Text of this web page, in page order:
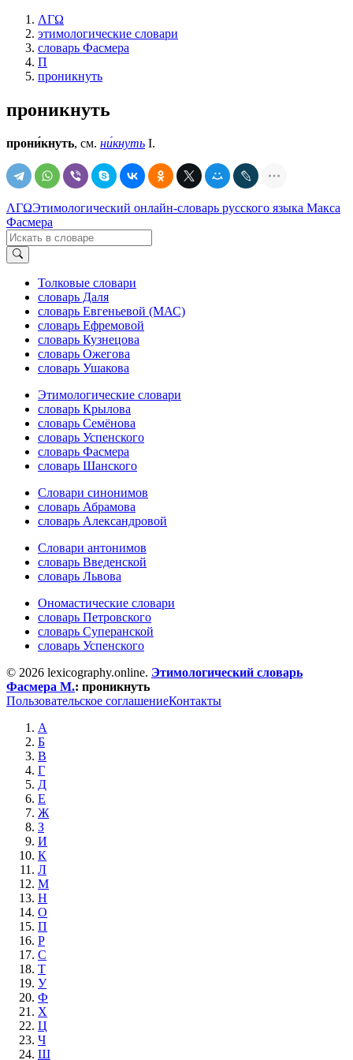
ΛΓΩ
этимологические словари
словарь Фасмера
П
проникнуть
проникнуть
прони́кнуть, см. ни́кнуть I.
ΛΓΩЭтимологический онлайн-словарь русского языка Макса
Фасмера
Толковые словари
словарь Даля
словарь Евгеньевой (МАС)
словарь Ефремовой
словарь Кузнецова
словарь Ожегова
словарь Ушакова
Этимологические словари
словарь Крылова
словарь Семёнова
словарь Успенского
словарь Фасмера
словарь Шанского
Словари синонимов
словарь Абрамова
словарь Александровой
Словари антонимов
словарь Введенской
словарь Львова
Ономастические словари
словарь Петровского
словарь Суперанской
словарь Успенского
© 2026 lexicography.online. Этимологический словарь
Фасмера М.: проникнуть
Пользовательское соглашениеКонтакты
А
Б
В
Г
Д
Е
Ж
З
И
К
Л
М
Н
О
П
Р
С
Т
У
Ф
Х
Ц
Ч
Ш